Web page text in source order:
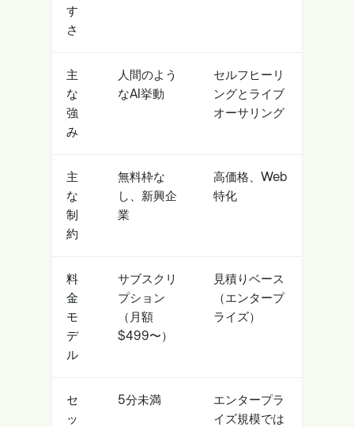
す
さ
主
な
強
み
人間のよう
なAI挙動
セルフヒーリ
ングとライブ
オーサリング
主
な
制
約
無料枠な
し、新興企
業
高価格、Web
特化
料
金
モ
デ
ル
サブスクリ
プション
（月額
$499〜）
見積りベース
（エンタープ
ライズ）
セ
ッ
5分未満
エンタープラ
イズ規模では